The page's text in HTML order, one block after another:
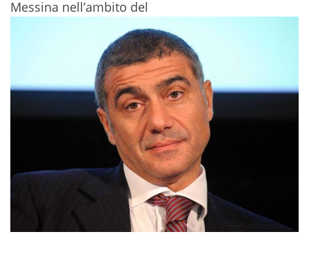
Messina nell’ambito del